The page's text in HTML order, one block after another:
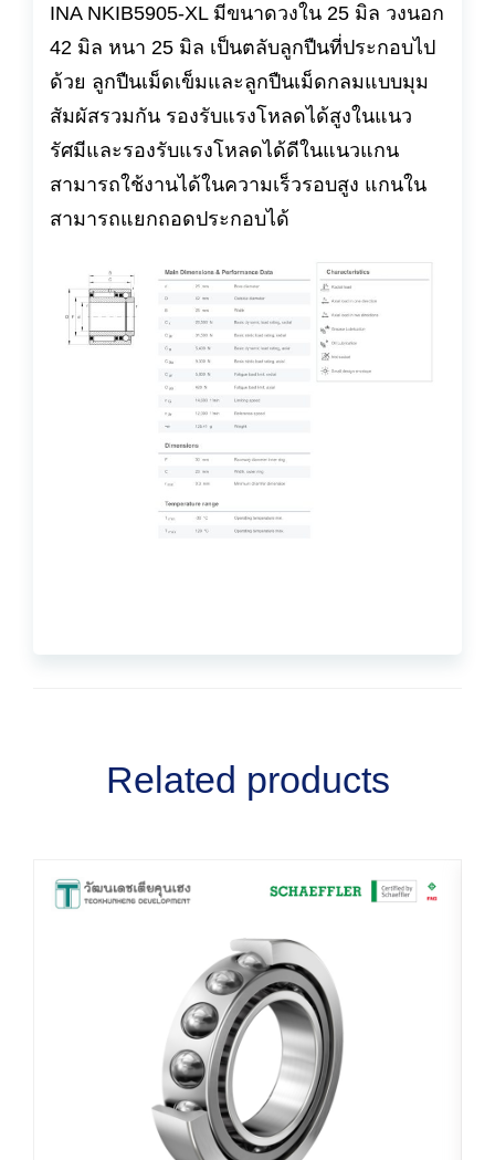
INA NKIB5905-XL มีขนาดวงใน 25 มิล วงนอก
42 มิล หนา 25 มิล เป็นตลับลูกปืนที่ประกอบไป
ด้วย ลูกปืนเม็ดเข็มและลูกปืนเม็ดกลมแบบมุม
สัมผัสรวมกัน รองรับแรงโหลดได้สูงในแนว
รัศมีและรองรับแรงโหลดได้ดีในแนวแกน
สามารถใช้งานได้ในความเร็วรอบสูง แกนใน
สามารถแยกถอดประกอบได้
Related products